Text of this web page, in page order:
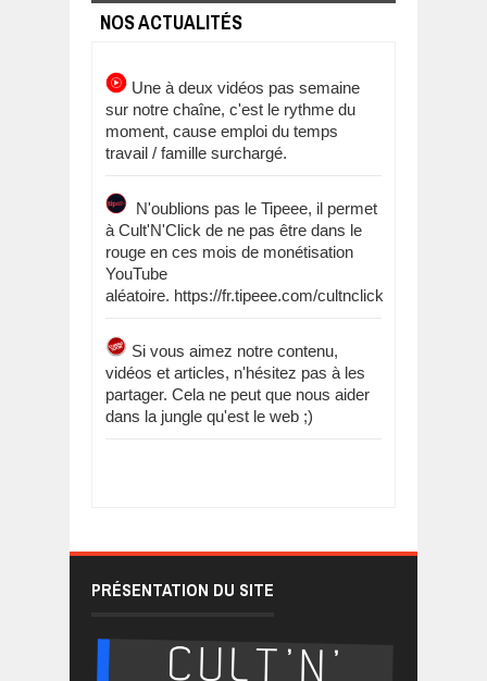
NOS ACTUALITÉS
Une à deux vidéos pas semaine
sur notre chaîne, c'est le rythme du
moment, cause emploi du temps
travail / famille surchargé.
N'oublions pas le Tipeee, il permet
à Cult'N'Click de ne pas être dans le
rouge en ces mois de monétisation
YouTube
aléatoire. https://fr.tipeee.com/cultnclick
Si vous aimez notre contenu,
vidéos et articles, n'hésitez pas à les
partager. Cela ne peut que nous aider
dans la jungle qu'est le web ;)
PRÉSENTATION DU SITE